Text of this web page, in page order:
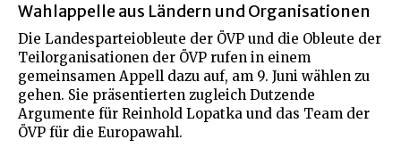
Wahlappelle aus Ländern und Organisationen
Die Landesparteiobleute der ÖVP und die Obleute der
Teilorganisationen der ÖVP rufen in einem
gemeinsamen Appell dazu auf, am 9. Juni wählen zu
gehen. Sie präsentierten zugleich Dutzende
Argumente für Reinhold Lopatka und das Team der
ÖVP für die Europawahl.